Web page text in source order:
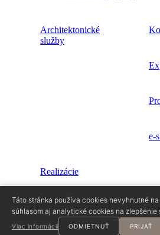
Architektonické
služby
e-
Realizácie
Blog
Táto stránka používa cookies nevyhnutné
súhlasom aj analytické cookies na zlepšenie
Viac informácií ODMIETNUŤ PRIJAŤ